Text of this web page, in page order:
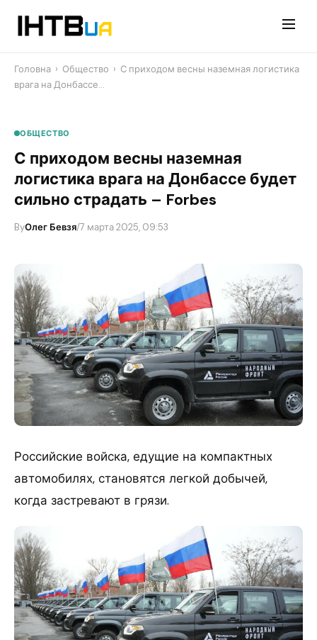
Головна › Общество › ​С приходом весны наземная логистика
врага на Донбассе…
ОБЩЕСТВО
​С приходом весны наземная
логистика врага на Донбассе будет
сильно страдать – Forbes
ByОлег Бевзя/7 марта 2025, 09:53
Российские войска, едущие на компактных
автомобилях, становятся легкой добычей,
когда застревают в грязи.